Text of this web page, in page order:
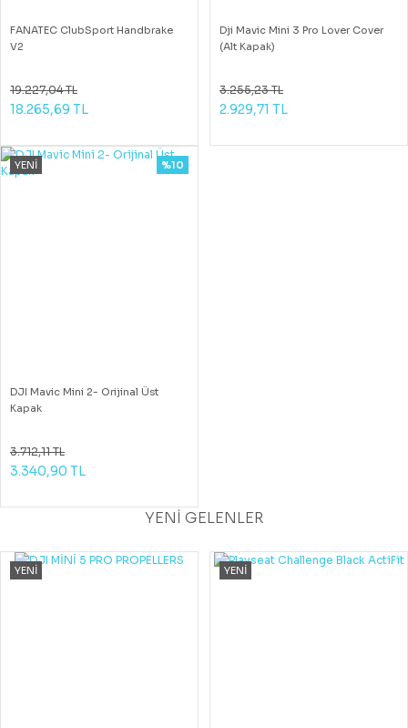
FANATEC ClubSport Handbrake
V2
19.227,04 TL
18.265,69 TL
Dji Mavic Mini 3 Pro Lover Cover
(Alt Kapak)
3.255,23 TL
2.929,71 TL
YENİ
DJI Mavic Mini 2- Orijinal Üst
Kapak
%10
3.712,11 TL
3.340,90 TL
YENİ GELENLER
YENİ YENİ